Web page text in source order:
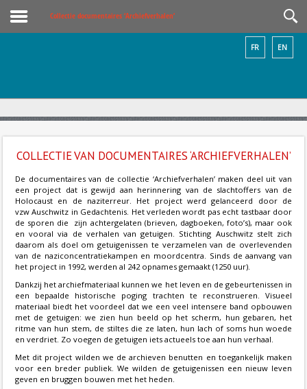
Collectie documentaires ‘Archiefverhalen’
EN
FR
COLLECTIE VAN DOCUMENTAIRES ‘ARCHIEFVERHALEN’
De documentaires van de collectie ‘Archiefverhalen’ maken deel uit van
een project dat is gewijd aan herinnering van de slachtoffers van de
Holocaust en de naziterreur. Het project werd gelanceerd door de
vzw Auschwitz in Gedachtenis. Het verleden wordt pas echt tastbaar door
de sporen die zijn achtergelaten (brieven, dagboeken, foto’s), maar ook
en vooral via de verhalen van getuigen. Stichting Auschwitz stelt zich
daarom als doel om getuigenissen te verzamelen van de overlevenden
van de naziconcentratiekampen en moordcentra. Sinds de aanvang van
het project in 1992, werden al 242 opnames gemaakt (1250 uur).
Dankzij het archiefmateriaal kunnen we het leven en de gebeurtenissen in
een bepaalde historische poging trachten te reconstrueren. Visueel
materiaal biedt het voordeel dat we een veel intensere band opbouwen
met de getuigen: we zien hun beeld op het scherm, hun gebaren, het
ritme van hun stem, de stiltes die ze laten, hun lach of soms hun woede
en verdriet. Zo voegen de getuigen iets actueels toe aan hun verhaal.
Met dit project wilden we de archieven benutten en toegankelijk maken
voor een breder publiek. We wilden de getuigenissen een nieuw leven
geven en bruggen bouwen met het heden.